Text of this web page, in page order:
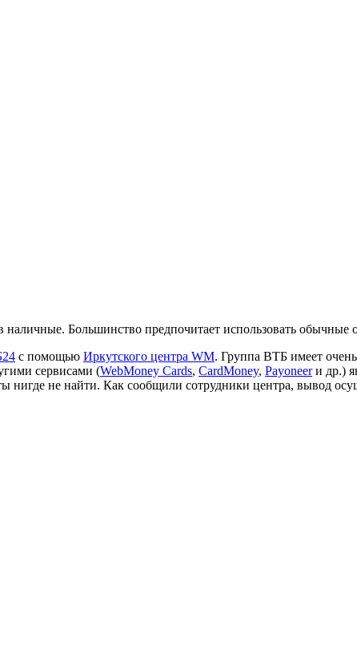
Большинство предпочитает использовать
с помощью Иркутского центра WM. Группа ВТБ имеет
сервисами (WebMoney Cards, CardMoney, Payoneerи др.)
нигде не найти. Как сообщили сотрудники центра, вывод